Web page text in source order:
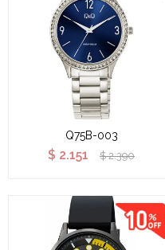
Q75B-003
$ 2.151 $ 2.390